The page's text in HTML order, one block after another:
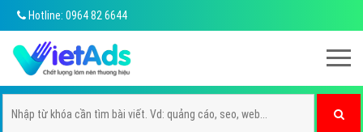
Hotline: 0964 82 6644